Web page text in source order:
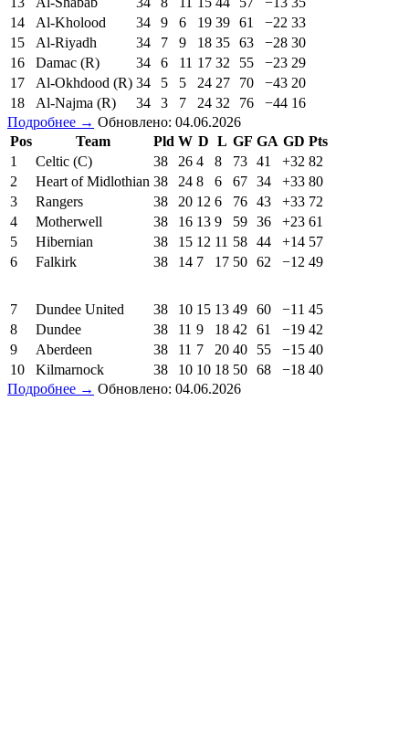
14
Al-Kholood 34 9 6 19 39 61 −22 33
15
Al-Riyadh 34 7 9 18 35 63 −28 30
16
Damac (R) 34 6 11 17 32 55 −23 29
17
Al-Okhdood (R) 34 5 5 24 27 70 −43 20
18
Al-Najma (R) 34 3 7 24 32 76 −44 16
Подробнее → Обновлено: 04.06.2026
Pos
Team Pld W D L GF GA GD Pts
1
Celtic (C) 38 26 4 8 73 41 +32 82
2
Heart of Midlothian 38 24 8 6 67 34 +33 80
3
Rangers 38 20 12 6 76 43 +33 72
4
Motherwell 38 16 13 9 59 36 +23 61
5
Hibernian 38 15 12 11 58 44 +14 57
6
Falkirk 38 14 7 17 50 62 −12 49
7 Dundee United 38 10 15 13 49 60 −11 45
8
Dundee 38 11 9 18 42 61 −19 42
9
Aberdeen 38 11 7 20 40 55 −15 40
10
Kilmarnock 38 10 10 18 50 68 −18 40
Подробнее → Обновлено: 04.06.2026